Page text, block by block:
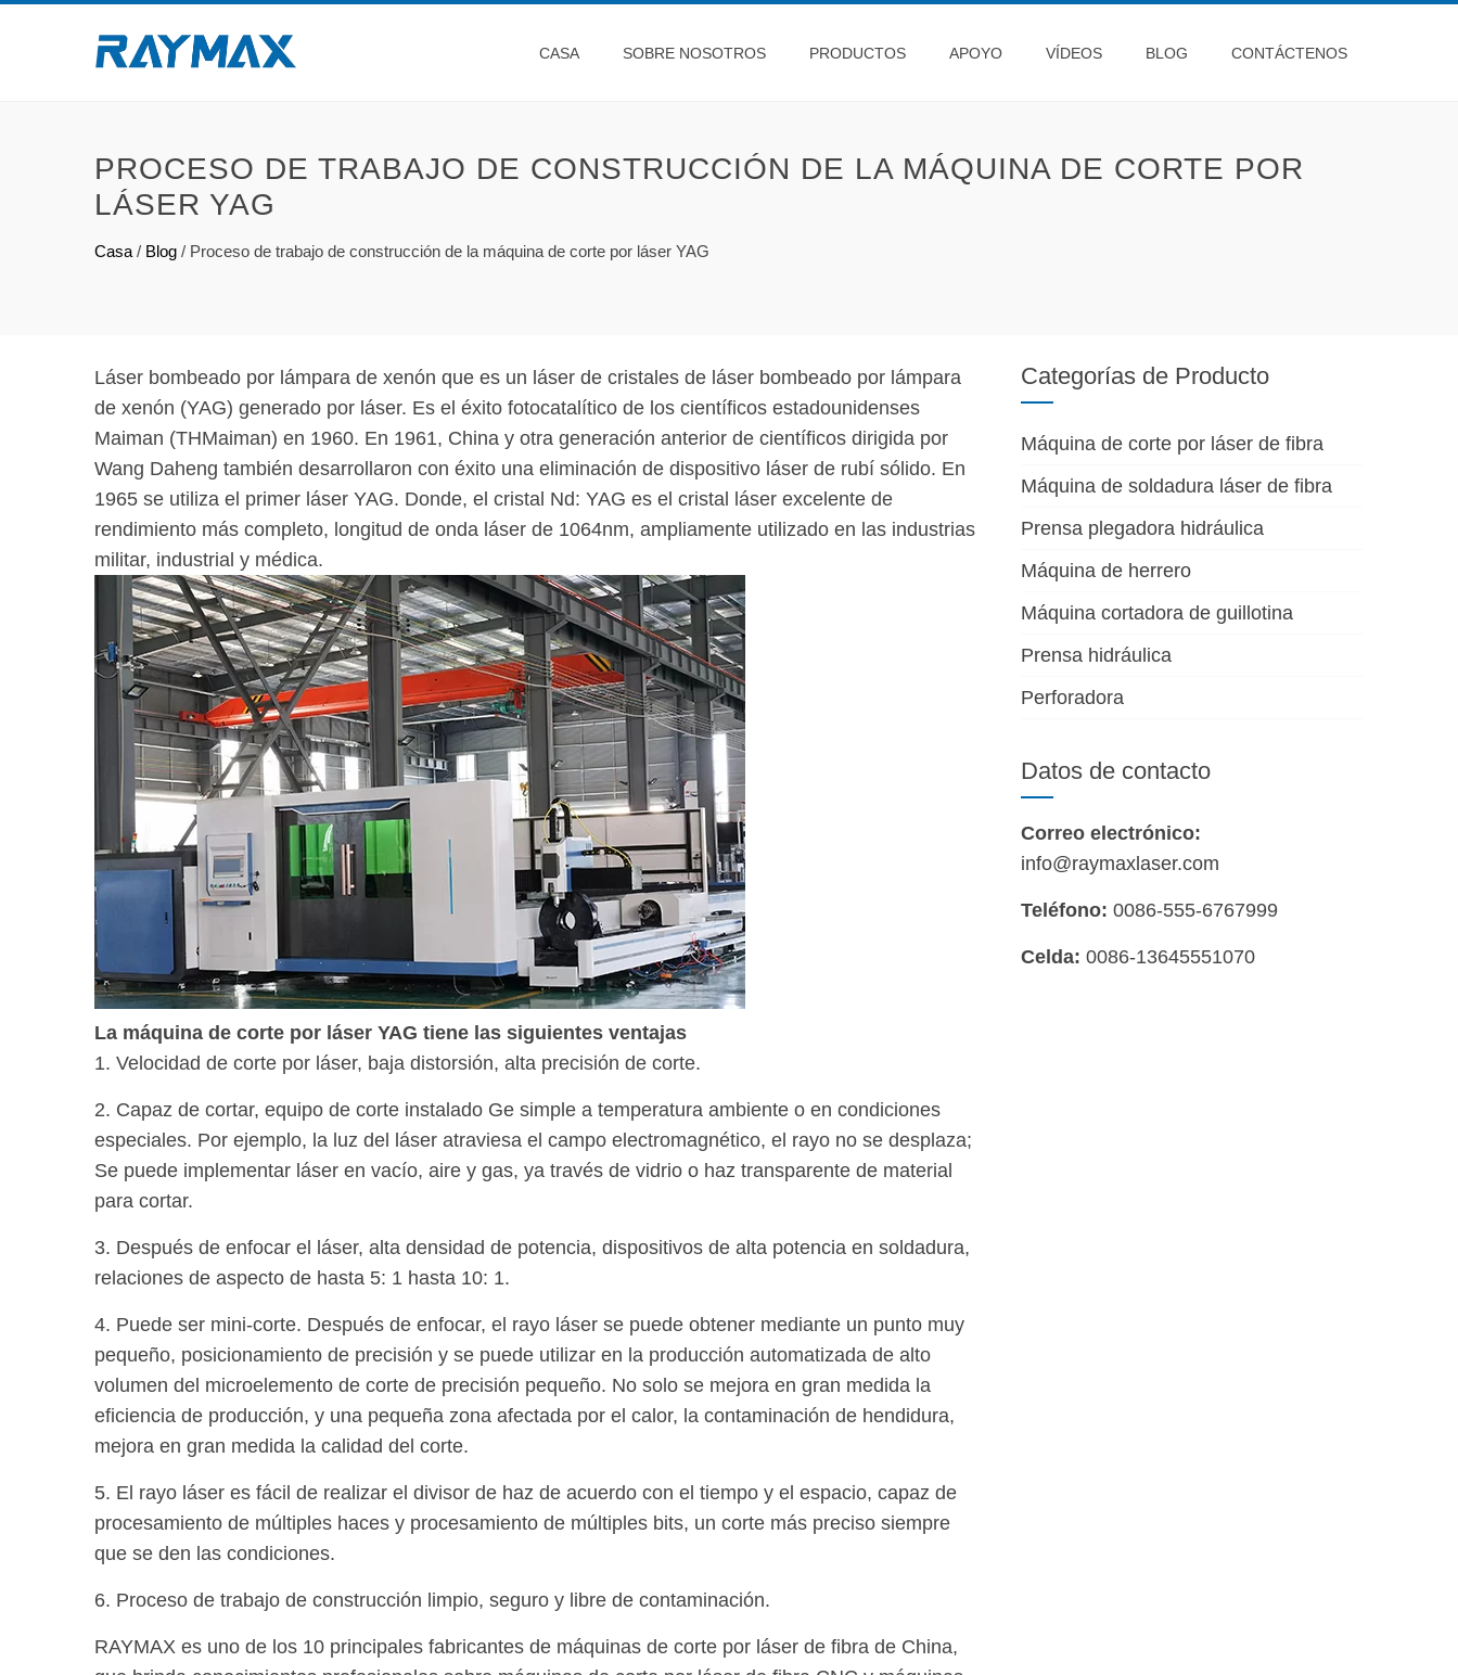
CASA SOBRE NOSOTROS PRODUCTOS APOYO VÍDEOS BLOG CONTÁCTENOS
PROCESO DE TRABAJO DE CONSTRUCCIÓN DE LA MÁQUINA DE CORTE POR
LÁSER YAG
Casa / Blog / Proceso de trabajo de construcción de la máquina de corte por láser YAG
Láser bombeado por lámpara de xenón que es un láser de cristales de láser bombeado por lámpara
de xenón (YAG) generado por láser. Es el éxito fotocatalítico de los científicos estadounidenses
Maiman (THMaiman) en 1960. En 1961, China y otra generación anterior de científicos dirigida por
Wang Daheng también desarrollaron con éxito una eliminación de dispositivo láser de rubí sólido. En
1965 se utiliza el primer láser YAG. Donde, el cristal Nd: YAG es el cristal láser excelente de
rendimiento más completo, longitud de onda láser de 1064nm, ampliamente utilizado en las industrias
militar, industrial y médica.
La máquina de corte por láser YAG tiene las siguientes ventajas
1. Velocidad de corte por láser, baja distorsión, alta precisión de corte.
2. Capaz de cortar, equipo de corte instalado Ge simple a temperatura ambiente o en condiciones
especiales. Por ejemplo, la luz del láser atraviesa el campo electromagnético, el rayo no se desplaza;
Se puede implementar láser en vacío, aire y gas, ya través de vidrio o haz transparente de material
para cortar.
3. Después de enfocar el láser, alta densidad de potencia, dispositivos de alta potencia en soldadura,
relaciones de aspecto de hasta 5: 1 hasta 10: 1.
4. Puede ser mini-corte. Después de enfocar, el rayo láser se puede obtener mediante un punto muy
pequeño, posicionamiento de precisión y se puede utilizar en la producción automatizada de alto
volumen del microelemento de corte de precisión pequeño. No solo se mejora en gran medida la
eficiencia de producción, y una pequeña zona afectada por el calor, la contaminación de hendidura,
mejora en gran medida la calidad del corte.
5. El rayo láser es fácil de realizar el divisor de haz de acuerdo con el tiempo y el espacio, capaz de
procesamiento de múltiples haces y procesamiento de múltiples bits, un corte más preciso siempre
que se den las condiciones.
6. Proceso de trabajo de construcción limpio, seguro y libre de contaminación.
RAYMAX es uno de los 10 principales fabricantes de máquinas de corte por láser de fibra de China,
Categorías de Producto
Máquina de corte por láser de fibra
Máquina de soldadura láser de fibra
Prensa plegadora hidráulica
Máquina de herrero
Máquina cortadora de guillotina
Prensa hidráulica
Perforadora
Datos de contacto
Correo electrónico:
info@raymaxlaser.com
Teléfono: 0086-555-6767999
Celda: 0086-13645551070